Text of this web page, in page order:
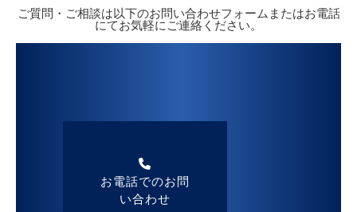
ご質問・ご相談は以下のお問い合わせフォームまたはお電話
にてお気軽にご連絡ください。
お電話でのお問
い合わせ